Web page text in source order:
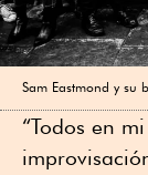
Sam Eastmond y su
“Todos en